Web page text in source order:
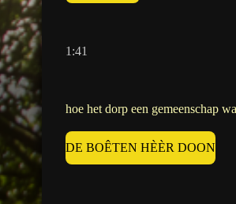
1:41
hoe het dorp een gemeenschap
DE BOÊTEN HÈÈR DOON